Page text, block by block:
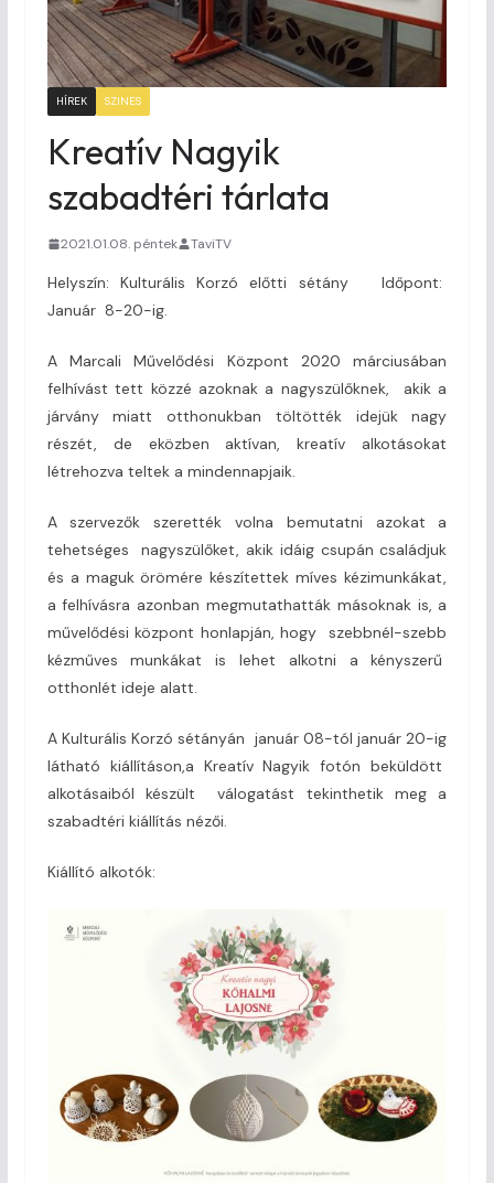
HÍREK SZINES
Kreatív Nagyik
szabadtéri tárlata
2021.01.08. péntek TaviTV
Helyszín: Kulturális Korzó előtti sétány Időpont:
Január 8-20-ig.
A Marcali Művelődési Központ 2020 márciusában
felhívást tett közzé azoknak a nagyszülőknek, akik a
járvány miatt otthonukban töltötték idejük nagy
részét, de eközben aktívan, kreatív alkotásokat
létrehozva teltek a mindennapjaik.
A szervezők szerették volna bemutatni azokat a
tehetséges nagyszülőket, akik idáig csupán családjuk
és a maguk örömére készítettek míves kézimunkákat,
a felhívásra azonban megmutathatták másoknak is, a
művelődési központ honlapján, hogy szebbnél-szebb
kézműves munkákat is lehet alkotni a kényszerű
otthonlét ideje alatt.
A Kulturális Korzó sétányán január 08-tól január 20-ig
látható kiállításon,a Kreatív Nagyik fotón beküldött
alkotásaiból készült válogatást tekinthetik meg a
szabadtéri kiállítás nézői.
Kiállító alkotók: